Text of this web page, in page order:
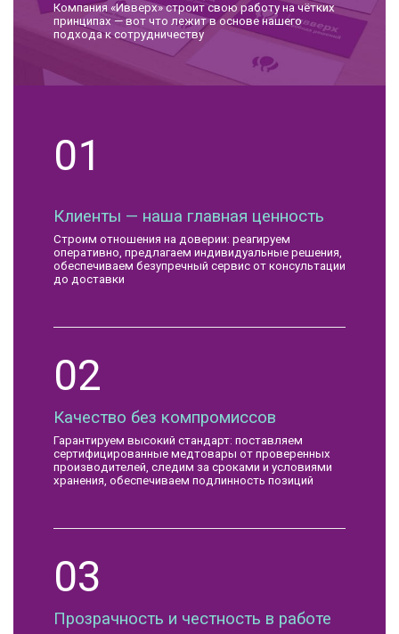
Компания «Ивверх» строит свою работу на чётких
принципах — вот что лежит в основе нашего
подхода к сотрудничеству
01
Клиенты — наша главная ценность
Строим отношения на доверии: реагируем
оперативно, предлагаем индивидуальные решения,
обеспечиваем безупречный сервис от консультации
до доставки
02
Качество без компромиссов
Гарантируем высокий стандарт: поставляем
сертифицированные медтовары от проверенных
производителей, следим за сроками и условиями
хранения, обеспечиваем подлинность позиций
03
Прозрачность и честность в работе